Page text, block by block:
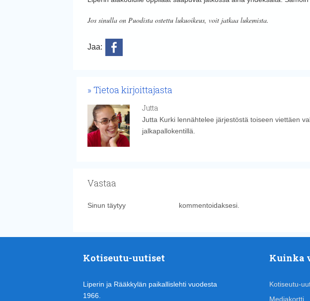
Jos sinulla on Puodista ostettu lukuoikeus, voit jatkaa lukemista.
Jaa:
Tietoa kirjoittajasta
Jutta
Jutta Kurki lennähtelee järjestöstä toiseen viettäen
jalkapallokentillä.
Vastaa
Sinun täytyy kommentoidaksesi.
Kotiseutu-uutiset
Liperin ja Rääkkylän paikallislehti vuodesta
1966.
Kuinka
Kotiseutu-
Mediakortti